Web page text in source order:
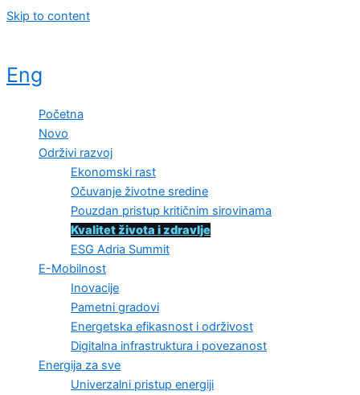
Skip to content
Eng
Početna
Novo
Održivi razvoj
Ekonomski rast
Očuvanje životne sredine
Pouzdan pristup kritičnim sirovinama
Kvalitet života i zdravlje
ESG Adria Summit
E-Mobilnost
Inovacije
Pametni gradovi
Energetska efikasnost i održivost
Digitalna infrastruktura i povezanost
Energija za sve
Univerzalni pristup energiji